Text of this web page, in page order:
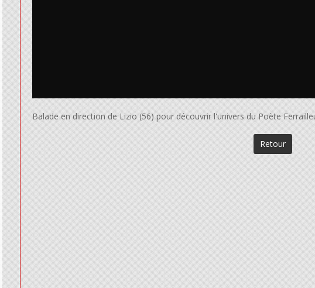
Balade en direction de Lizio (56) pour découvrir l'univers du Poète
Retour